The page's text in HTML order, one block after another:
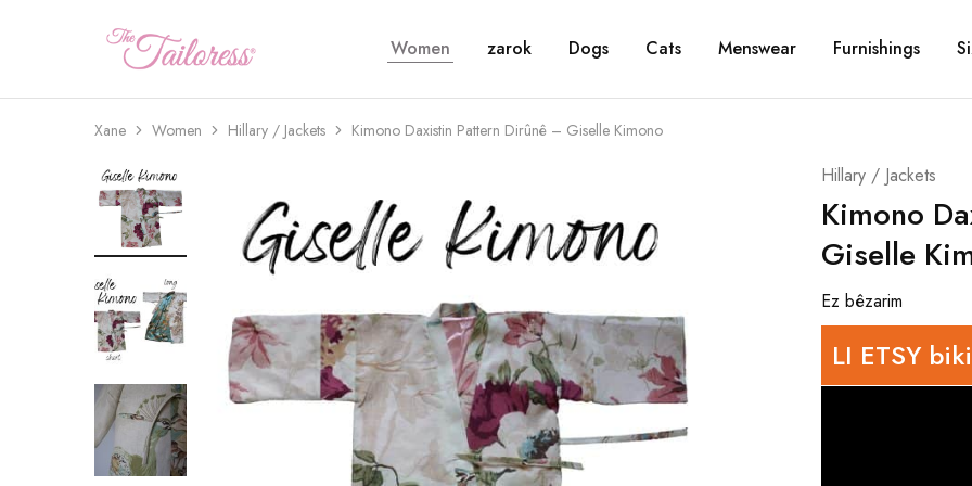
Tailoress
Women zarok Dogs Cats Menswear Furnishings
Xane Women Hillary / Jackets Kimono Daxistin Pattern Dirûnê – Giselle Kimono
Hillary / Jackets
Kimono
Giselle
Ez bêzarim
LI ETSY